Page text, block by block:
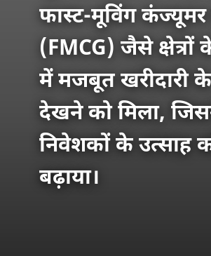
फास्ट-मूविंग
(FMCG) जैसे क्षेत्रों
में मजबूत खरीदारी
देखने को मिला,
निवेशकों के उत्साह
बढ़ाया।